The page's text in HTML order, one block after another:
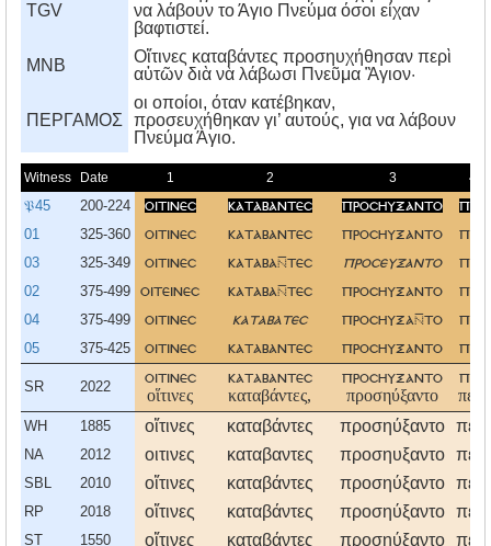
TGV
να λάβουν το Άγιο Πνεύμα όσοι είχαν
βαφτιστεί.
MNB
Οἵτινες καταβάντες προσηυχήθησαν περὶ
αὐτῶν διὰ νὰ λάβωσι Πνεῦμα Ἃγιον·
ΠΕΡΓΑΜΟΣ
οι οποίοι, όταν κατέβηκαν,
προσευχήθηκαν γι’ αυτούς, για να λάβουν
Πνεύμα Άγιο.
Witness Date 1 2 3 4
𝔓45 200-224 οιτινεσ καταβαντεσ προσηυξαντο περι
01 325-360 οιτινεσ καταβαντεσ προσηυξαντο περι
03 325-349 οιτινεσ καταβατεσ προσευξαντο περι
02 375-499 οιτεινεσ καταβατεσ προσηυξαντο περι
04 375-499 οιτινεσ καταβατεσ προσηυξατο περι
05 375-425 οιτινεσ καταβαντεσ προσηυξαντο περι
SR 2022
οιτινεσ
οἵτινες
καταβαντεσ
καταβάντες,
προσηυξαντο
προσηύξαντο
περι
περὶ
WH 1885 οἵτινες καταβάντες προσηύξαντο περὶ
NA 2012 οιτινες καταβαντες προσηυξαντο περι
SBL 2010 οἵτινες καταβάντες προσηύξαντο περὶ
RP 2018 οἵτινες καταβάντες προσηύξαντο περὶ
ST 1550 οἵτινες καταβάντες προσηύξαντο περὶ